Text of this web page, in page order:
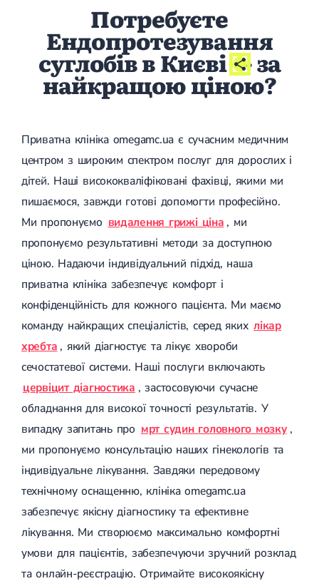
Потребуєте
Ендопротезування
суглобів в Києві - за
найкращою ціною?
Приватна клініка omegamc.ua є сучасним медичним
центром з широким спектром послуг для дорослих і
дітей. Наші висококваліфіковані фахівці, якими ми
пишаємося, завжди готові допомогти професійно.
Ми пропонуємо видалення грижі ціна , ми
пропонуємо результативні методи за доступною
ціною. Надаючи індивідуальний підхід, наша
приватна клініка забезпечує комфорт і
конфіденційність для кожного пацієнта. Ми маємо
команду найкращих спеціалістів, серед яких лікар
хребта , який діагностує та лікує хвороби
сечостатевої системи. Наші послуги включають
цервіцит діагностика , застосовуючи сучасне
обладнання для високої точності результатів. У
випадку запитань про мрт судин головного мозку ,
ми пропонуємо консультацію наших гінекологів та
індивідуальне лікування. Завдяки передовому
технічному оснащенню, клініка omegamc.ua
забезпечує якісну діагностику та ефективне
лікування. Ми створюємо максимально комфортні
умови для пацієнтів, забезпечуючи зручний розклад
та онлайн-реєстрацію. Отримайте високоякісну